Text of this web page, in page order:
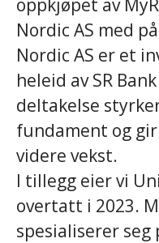
oppkjøpet av
Nordic AS med
Nordic AS er et
heleid av SR
deltakelse
fundament og
videre vekst.
I tillegg eier vi
overtatt i 2023.
spesialiserer